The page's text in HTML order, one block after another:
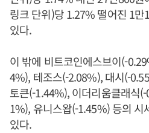
링크 단위)당 1.27% 떨어진 1
있다.
이 밖에 비트코인에스브이(-
4%), 테조스(-2.08%), 대시(-
토큰(-1.44%), 이더리움클래식
1%), 유니스왑(-1.45%) 등의 시
있다.